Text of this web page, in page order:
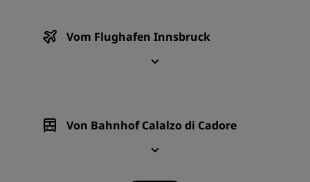
Vom Flughafen Innsbruck
Von Bahnhof Calalzo di Cadore